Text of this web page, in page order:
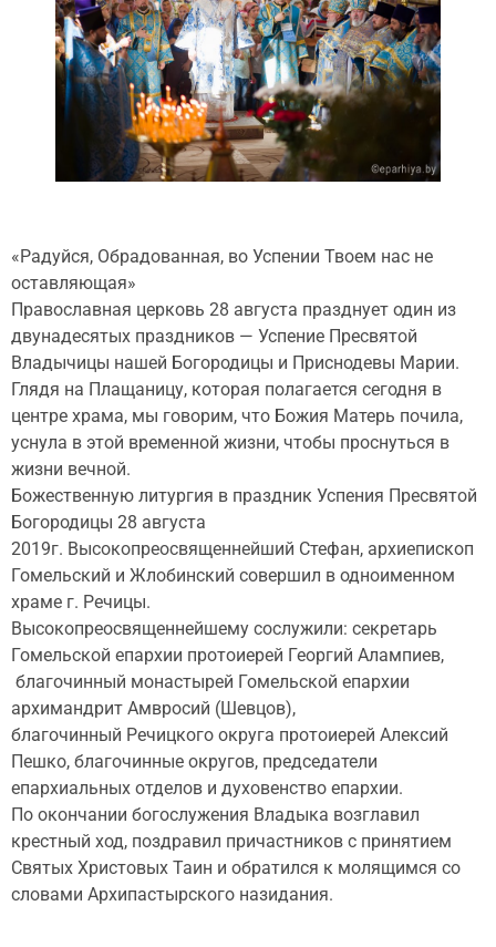
«Радуйся, Обрадованная, во Успении Твоем нас не
оставляющая»
Православная церковь 28 августа празднует один из
двунадесятых праздников — Успение Пресвятой
Владычицы нашей Богородицы и Приснодевы Марии.
Глядя на Плащаницу, которая полагается сегодня в
центре храма, мы говорим, что Божия Матерь почила,
уснула в этой временной жизни, чтобы проснуться в
жизни вечной.
Божественную литургия в праздник Успения Пресвятой
Богородицы 28 августа
2019г. Высокопреосвященнейший Стефан, архиепископ
Гомельский и Жлобинский совершил в одноименном
храме г. Речицы.
Высокопреосвященнейшему сослужили: секретарь
Гомельской епархии протоиерей Георгий Алампиев,
благочинный монастырей Гомельской епархии
архимандрит Амвросий (Шевцов),
благочинный Речицкого округа протоиерей Алексий
Пешко, благочинные округов, председатели
епархиальных отделов и духовенство епархии.
По окончании богослужения Владыка возглавил
крестный ход, поздравил причастников с принятием
Святых Христовых Таин и обратился к молящимся со
словами Архипастырского назидания.